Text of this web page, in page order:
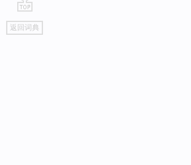
go
top
返回词典